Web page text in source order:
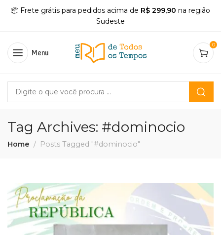
📦 Frete grátis para pedidos acima de R$ 299,90 na região
Sudeste
Menu
0
Tag Archives: #dominocio
Home Posts Tagged "#dominocio"